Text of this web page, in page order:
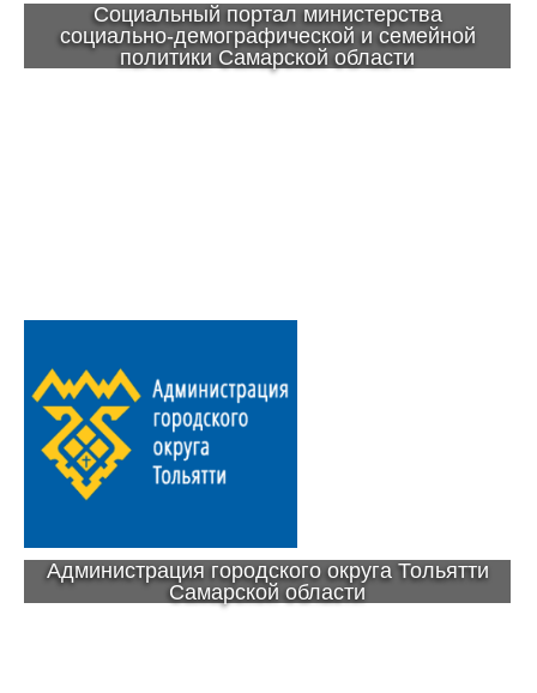
Социальный портал министерства
социально-демографической и семейной
политики Самарской области
Администрация городского округа Тольятти
Самарской области